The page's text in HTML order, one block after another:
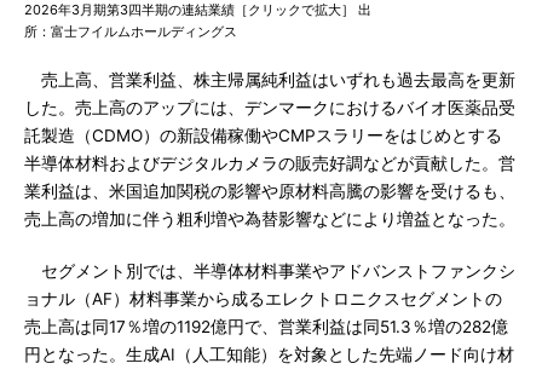
2026年3月期第3四半期の連結業績［クリックで拡大］ 出
所：富士フイルムホールディングス
売上高、営業利益、株主帰属純利益はいずれも過去最高を更新
した。売上高のアップには、デンマークにおけるバイオ医薬品受
託製造（CDMO）の新設備稼働やCMPスラリーをはじめとする
半導体材料およびデジタルカメラの販売好調などが貢献した。営
業利益は、米国追加関税の影響や原材料高騰の影響を受けるも、
売上高の増加に伴う粗利増や為替影響などにより増益となった。
セグメント別では、半導体材料事業やアドバンストファンクシ
ョナル（AF）材料事業から成るエレクトロニクスセグメントの
売上高は同17％増の1192億円で、営業利益は同51.3％増の282億
円となった。生成AI（人工知能）を対象とした先端ノード向け材